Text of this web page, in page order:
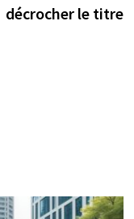
décrocher le titre